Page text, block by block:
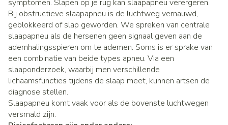
symptomen. Slapen op je rug kan slaapapneu verergeren.
Bij obstructieve slaapapneu is de luchtweg vernauwd,
geblokkeerd of slap geworden. We spreken van centrale
slaapapneu als de hersenen geen signaal geven aan de
ademhalingsspieren om te ademen. Soms is er sprake van
een combinatie van beide types apneu. Via een
slaaponderzoek, waarbij men verschillende
lichaamsfuncties tijdens de slaap meet, kunnen artsen de
diagnose stellen.
Slaapapneu komt vaak voor als de bovenste luchtwegen
versmald zijn.